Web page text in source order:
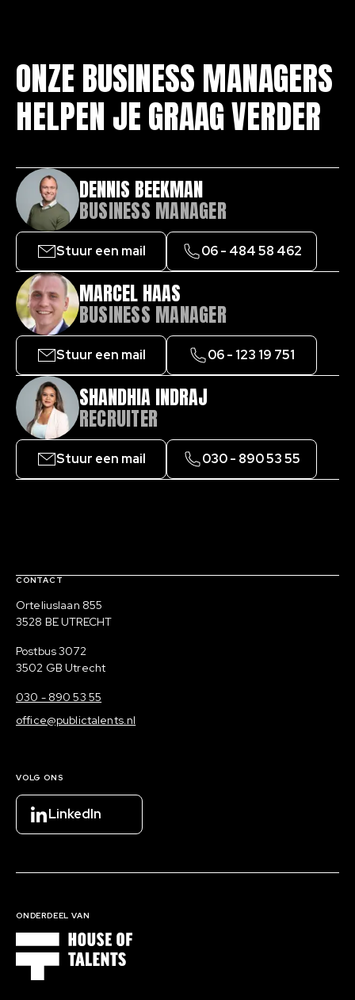
ONZE BUSINESS MANAGERS
HELPEN JE GRAAG VERDER
DENNIS BEEKMAN
BUSINESS MANAGER
Stuur een mail 06 - 484 58 462
MARCEL HAAS
BUSINESS MANAGER
Stuur een mail 06 - 123 19 751
SHANDHIA INDRAJ
RECRUITER
Stuur een mail 030 - 890 53 55
Contact, verdere links en colofon
CONTACT
Bezoekadres
Orteliuslaan 855
3528 BE UTRECHT
Postadres
Postbus 3072
3502 GB Utrecht
030 - 890 53 55
office@publictalents.nl
VOLG ONS
LinkedIn
ONDERDEEL VAN